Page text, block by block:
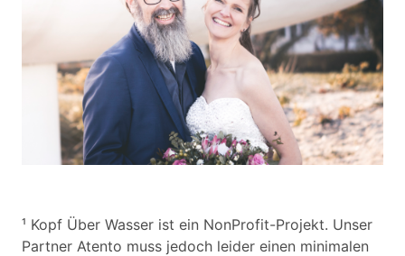
¹ Kopf Über Wasser ist ein NonProfit-Projekt. Unser
Partner Atento muss jedoch leider einen minimalen